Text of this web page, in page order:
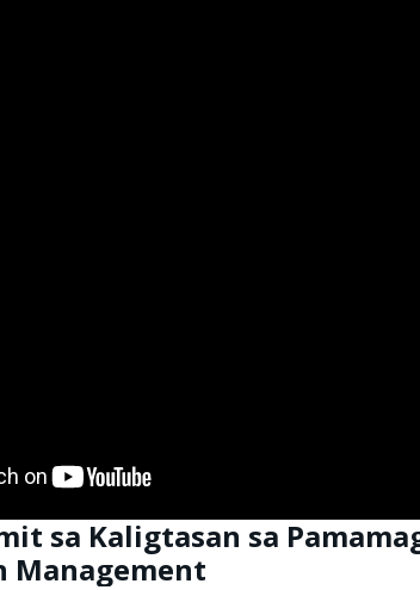
sa Kaligtasan sa
Management